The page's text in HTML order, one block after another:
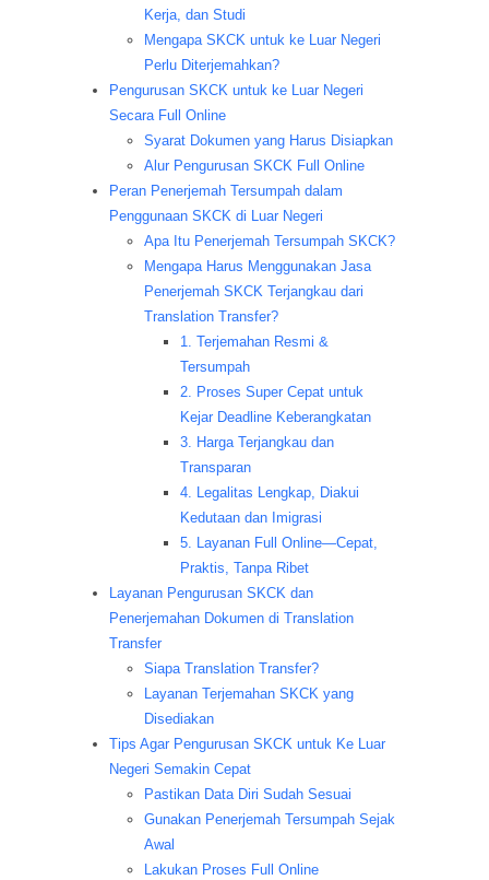
Kerja, dan Studi
Mengapa SKCK untuk ke Luar Negeri
Perlu Diterjemahkan?
Pengurusan SKCK untuk ke Luar Negeri
Secara Full Online
Syarat Dokumen yang Harus Disiapkan
Alur Pengurusan SKCK Full Online
Peran Penerjemah Tersumpah dalam
Penggunaan SKCK di Luar Negeri
Apa Itu Penerjemah Tersumpah SKCK?
Mengapa Harus Menggunakan Jasa
Penerjemah SKCK Terjangkau dari
Translation Transfer?
1. Terjemahan Resmi &
Tersumpah
2. Proses Super Cepat untuk
Kejar Deadline Keberangkatan
3. Harga Terjangkau dan
Transparan
4. Legalitas Lengkap, Diakui
Kedutaan dan Imigrasi
5. Layanan Full Online—Cepat,
Praktis, Tanpa Ribet
Layanan Pengurusan SKCK dan
Penerjemahan Dokumen di Translation
Transfer
Siapa Translation Transfer?
Layanan Terjemahan SKCK yang
Disediakan
Tips Agar Pengurusan SKCK untuk Ke Luar
Negeri Semakin Cepat
Pastikan Data Diri Sudah Sesuai
Gunakan Penerjemah Tersumpah Sejak
Awal
Lakukan Proses Full Online